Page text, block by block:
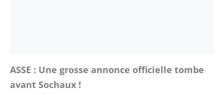
ASSE : Une grosse annonce officielle tombe
avant Sochaux !